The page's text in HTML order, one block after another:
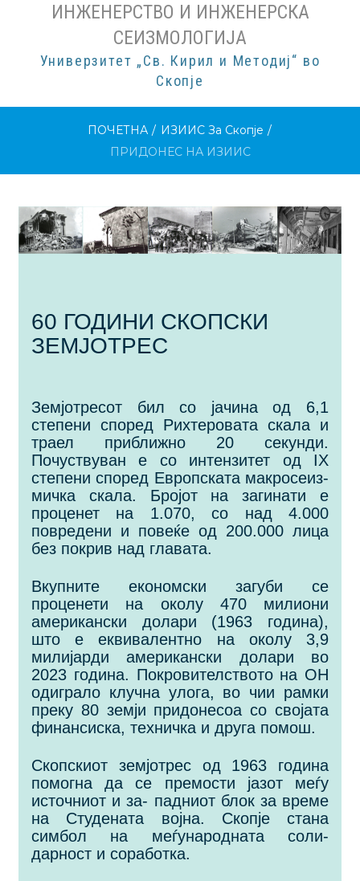
ИНЖЕНЕРСТВО И ИНЖЕНЕРСКА
СЕИЗМОЛОГИЈА
Универзитет „Св. Кирил и Методиј“ во
Скопје
ПОЧЕТНА / ИЗИИС За Скопје /
ПРИДОНЕС НА ИЗИИС
ПРИДОНЕС
НА
ИЗИИС
60 ГОДИНИ СКОПСКИ
ЗЕМЈОТРЕС
Земјотресот бил со јачина од 6,1
степени според Рихтеровата скала и
траел приближно 20 секунди.
Почуствуван е со интензитет од IX
степени според Европската макросеиз-
мичка скала. Бројот на загинати е
проценет на 1.070, со над 4.000
повредени и повеќе од 200.000 лица
без покрив над главата.
Вкупните економски загуби се
проценети на околу 470 милиони
американски долари (1963 година),
што е еквивалентно на околу 3,9
милијарди американски долари во
2023 година. Покровителството на ОН
одиграло клучна улога, во чии рамки
преку 80 земји придонесоа со својата
финансиска, техничка и друга помош.
Скопскиот земјотрес од 1963 година
помогна да се премости јазот меѓу
источниот и за- падниот блок за време
на Студената војна. Скопје стана
симбол на меѓународната соли-
дарност и соработка.